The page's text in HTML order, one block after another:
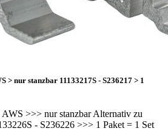
> nur stanzbar 11133217S - S236217 > 1
>>> nur stanzbar Alternativ zu
- S236226 >>> 1 Paket = 1 Set